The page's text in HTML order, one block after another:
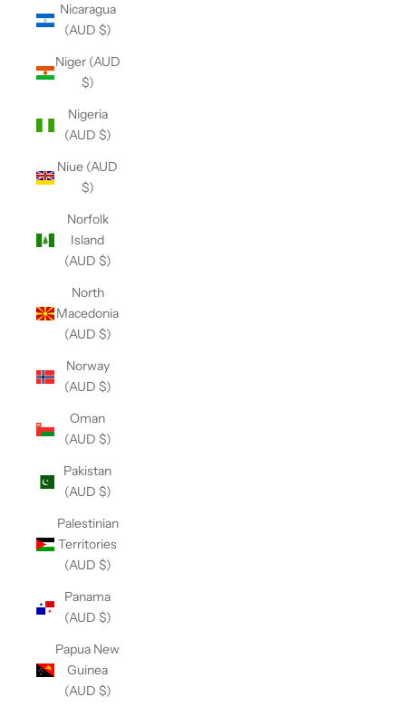
Nicaragua
(AUD $)
Niger (AUD
$)
Nigeria
(AUD $)
Niue (AUD
$)
Norfolk
Island
(AUD $)
North
Macedonia
(AUD $)
Norway
(AUD $)
Oman
(AUD $)
Pakistan
(AUD $)
Palestinian
Territories
(AUD $)
Panama
(AUD $)
Papua New
Guinea
(AUD $)